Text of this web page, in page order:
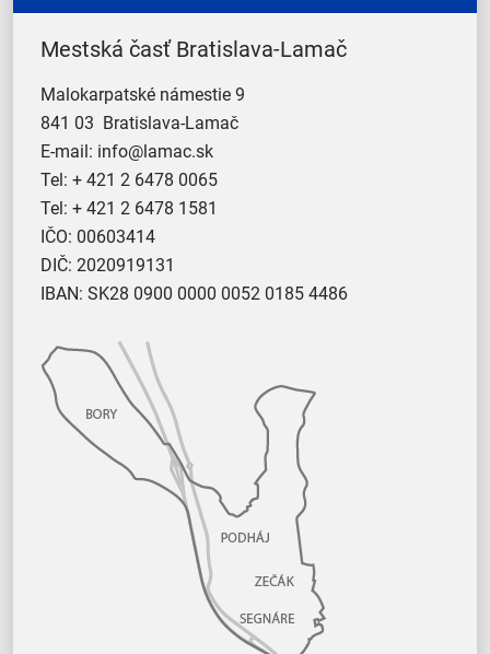
Mestská časť Bratislava-Lamač
Malokarpatské námestie 9
841 03 Bratislava-Lamač
E-mail: info@lamac.sk
Tel: + 421 2 6478 0065
Tel: + 421 2 6478 1581
IČO: 00603414
DIČ: 2020919131
IBAN: SK28 0900 0000 0052 0185 4486